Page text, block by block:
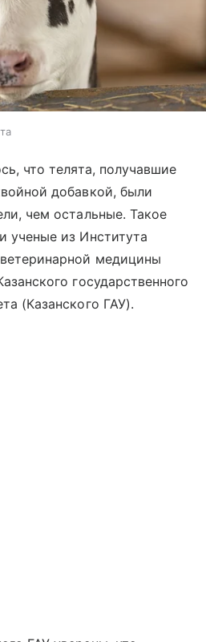
что телята, получавшие
добавкой, были
чем остальные. Такое
ученые из Института
медицины
государственного
(Казанского ГАУ).